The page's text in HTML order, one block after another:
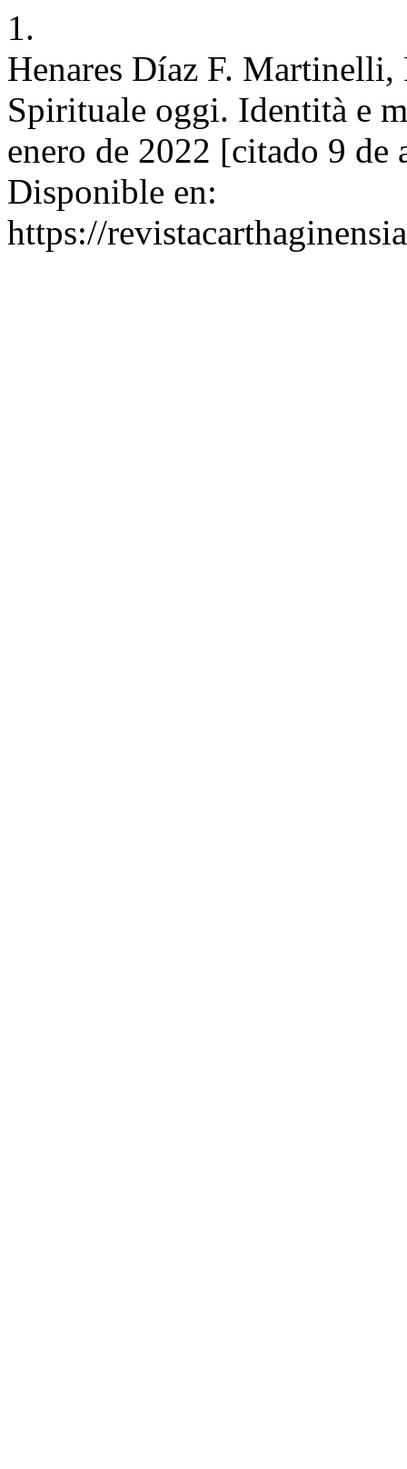
1.
Henares Díaz F.
Spirituale oggi. Identità e
enero de 2022 [citado 9
Disponible en:
https://